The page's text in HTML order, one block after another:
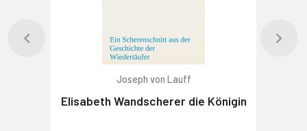
Joseph von Lauff
Elisabeth Wandscherer die Königin